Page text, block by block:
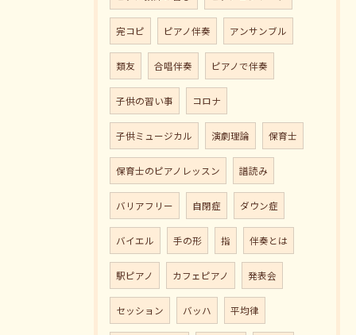
完コピ ピアノ伴奏 アンサンブル
類友 合唱伴奏 ピアノで伴奏
子供の習い事 コロナ
子供ミュージカル 演劇理論 保育士
保育士のピアノレッスン 譜読み
バリアフリー 自閉症 ダウン症
バイエル 手の形 指 伴奏とは
駅ピアノ カフェピアノ 発表会
セッション バッハ 平均律